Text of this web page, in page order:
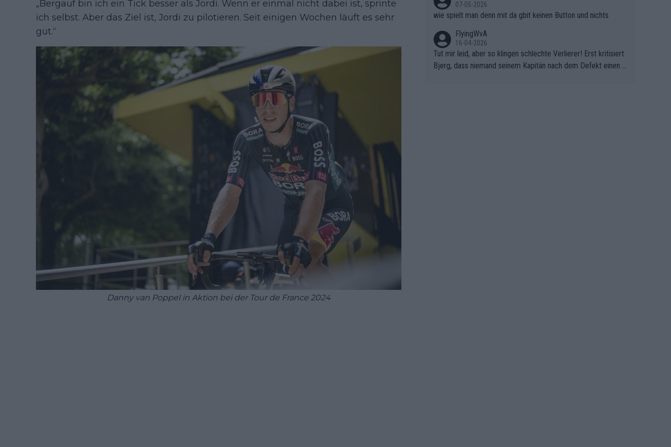
„Bergauf bin ich ein Tick besser als Jordi. Wenn er einmal nicht dabei ist, sprinte
ich selbst. Aber das Ziel ist, Jordi zu pilotieren. Seit einigen Wochen läuft es sehr
gut.“
Danny van Poppel in Aktion bei der Tour de France 2024
07-05-2026
wie spielt man denn mit da gbit keinen Button und nichts
FlyingWvA
16-04-2026
Tut mir leid, aber so klingen schlechte Verlierer! Erst kritisiert
Bjerg, dass niemand seinem Kapitän nach dem Defekt einen r